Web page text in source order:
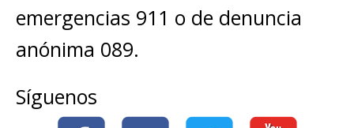
emergencias 911 o de denuncia
anónima 089.
Síguenos